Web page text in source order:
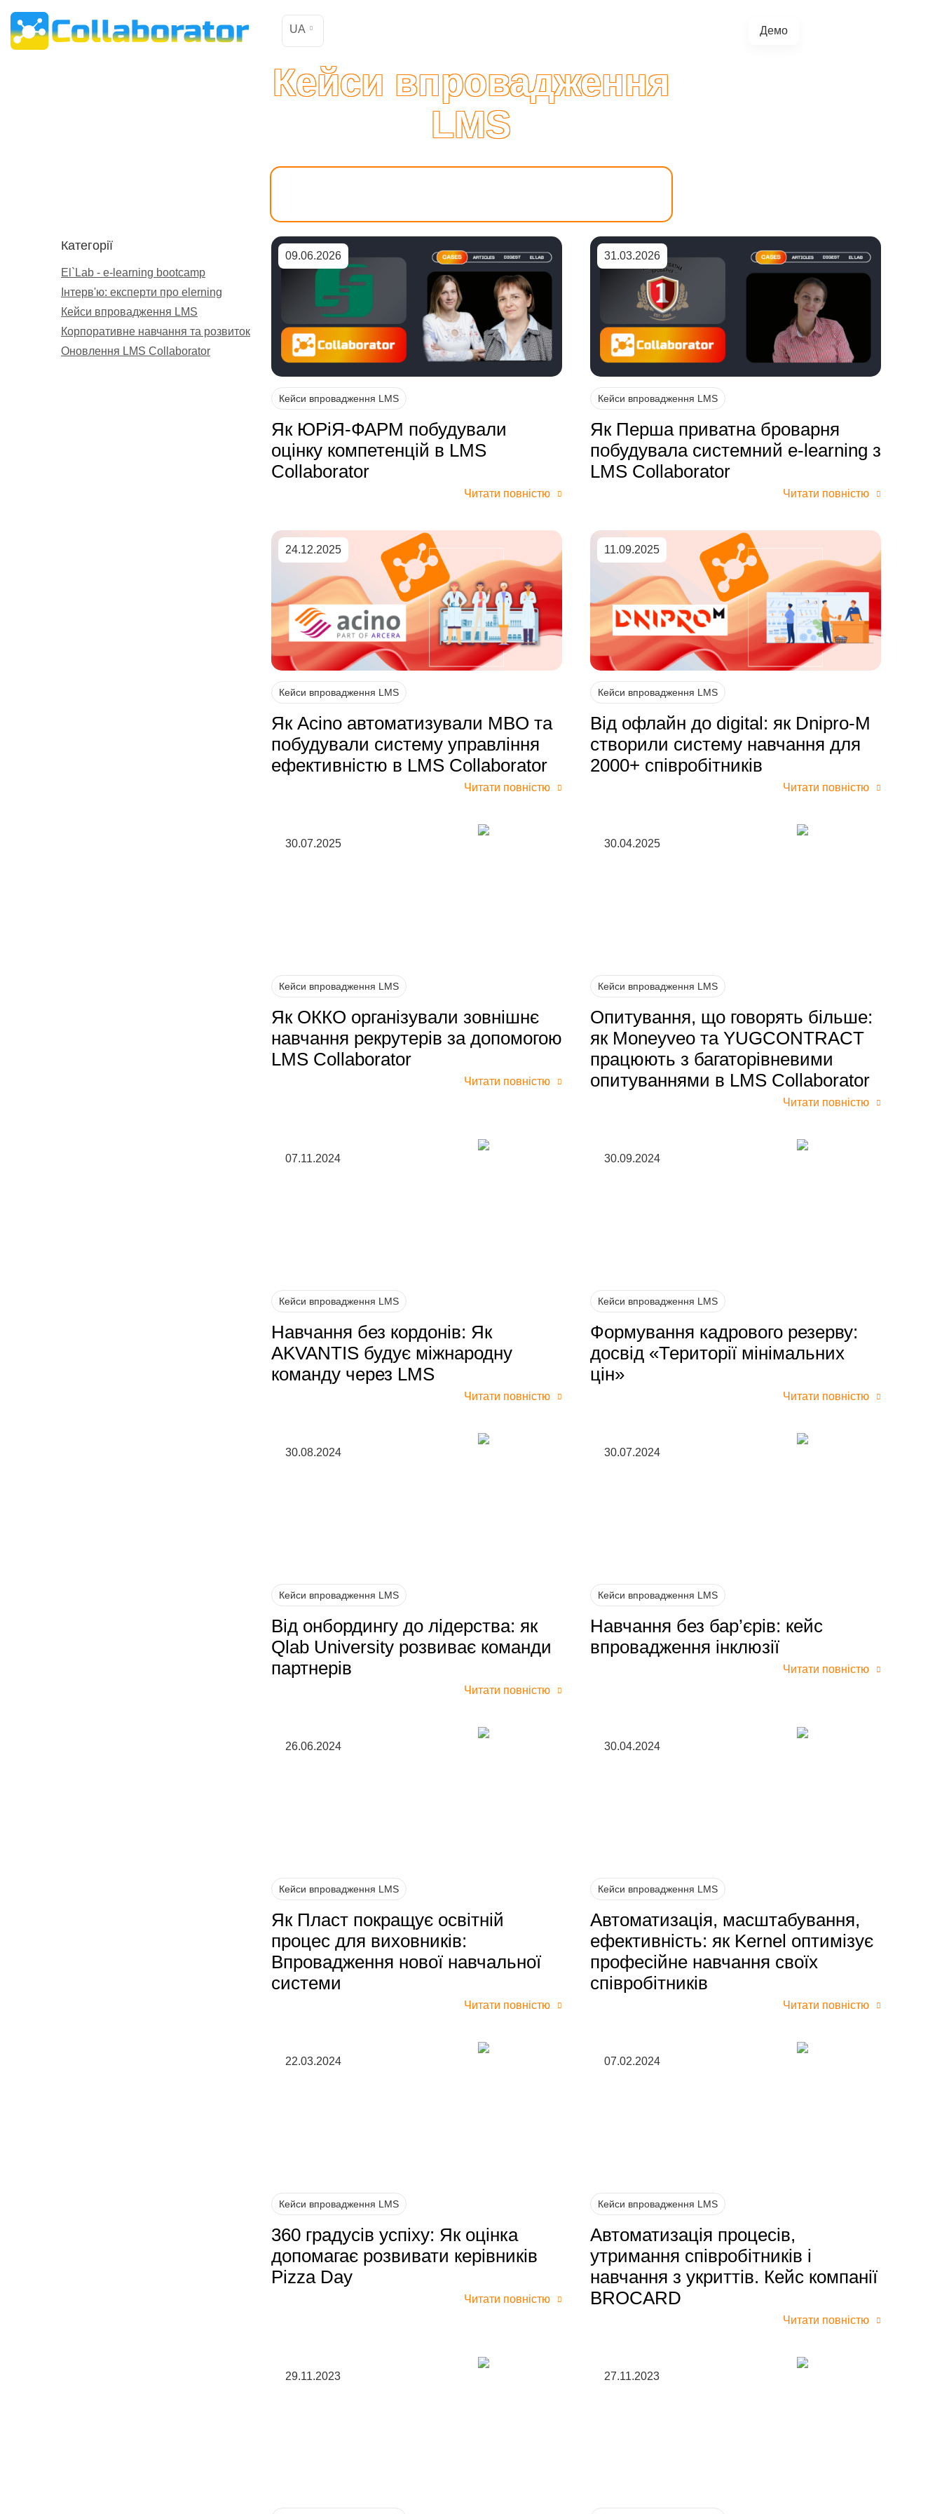
UA Демо
Кейси впровадження
LMS
Категорії
El`Lab - e-learning bootcamp
Інтерв'ю: експерти про elerning
Кейси впровадження LMS
Корпоративне навчання та розвиток
Оновлення LMS Collaborator
09.06.2026
Кейси впровадження LMS
Як ЮРіЯ-ФАРМ побудували
оцінку компетенцій в LMS
Collaborator
Читати повністю
31.03.2026
Кейси впровадження LMS
Як Перша приватна броварня
побудувала системний e-learning з
LMS Collaborator
Читати повністю
24.12.2025
Кейси впровадження LMS
Як Acino автоматизували MBO та
побудували систему управління
ефективністю в LMS Collaborator
Читати повністю
11.09.2025
Кейси впровадження LMS
Від офлайн до digital: як Dnipro-M
створили систему навчання для
2000+ співробітників
Читати повністю
30.07.2025
Кейси впровадження LMS
Як ОККО організували зовнішнє
навчання рекрутерів за допомогою
LMS Collaborator
Читати повністю
30.04.2025
Кейси впровадження LMS
Опитування, що говорять більше:
як Moneyveo та YUGCONTRACT
працюють з багаторівневими
опитуваннями в LMS Collaborator
Читати повністю
07.11.2024
Кейси впровадження LMS
Навчання без кордонів: Як
AKVANTIS будує міжнародну
команду через LMS
Читати повністю
30.09.2024
Кейси впровадження LMS
Формування кадрового резерву:
досвід «Території мінімальних
цін»
Читати повністю
30.08.2024
Кейси впровадження LMS
Від онбордингу до лідерства: як
Qlab University розвиває команди
партнерів
Читати повністю
30.07.2024
Кейси впровадження LMS
Навчання без бар’єрів: кейс
впровадження інклюзії
Читати повністю
26.06.2024
Кейси впровадження LMS
Як Пласт покращує освітній
процес для виховників:
Впровадження нової навчальної
системи
Читати повністю
30.04.2024
Кейси впровадження LMS
Автоматизація, масштабування,
ефективність: як Kernel оптимізує
професійне навчання своїх
співробітників
Читати повністю
22.03.2024
Кейси впровадження LMS
360 градусів успіху: Як оцінка
допомагає розвивати керівників
Pizza Day
Читати повністю
07.02.2024
Кейси впровадження LMS
Автоматизація процесів,
утримання співробітників і
навчання з укриттів. Кейс компанії
BROCARD
Читати повністю
29.11.2023 27.11.2023